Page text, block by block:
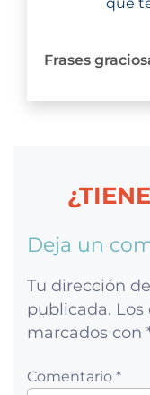
Frases
Deja un
Tu dirección
publicada.
marcados con
Comentario *